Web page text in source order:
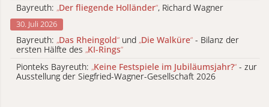
Bayreuth: „Der fliegende Holländer“, Richard Wagner
30. Juli 2026
Bayreuth: „Das Rheingold“ und „Die Walküre“ - Bilanz der
ersten Hälfte des „KI-Rings“
Pionteks Bayreuth: „Keine Festspiele im Jubiläumsjahr?“ - zur
Ausstellung der Siegfried-Wagner-Gesellschaft 2026